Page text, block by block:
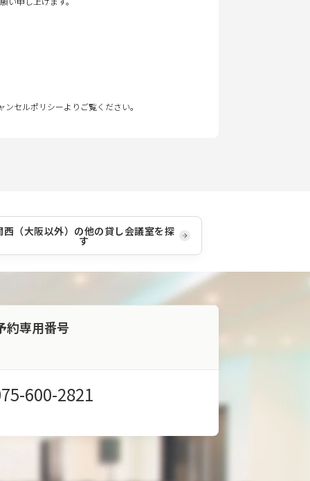
セルポリシーよりご覧ください。
西（大阪以外） の他の貸し会議室を探
す
約専用番号
600-2821